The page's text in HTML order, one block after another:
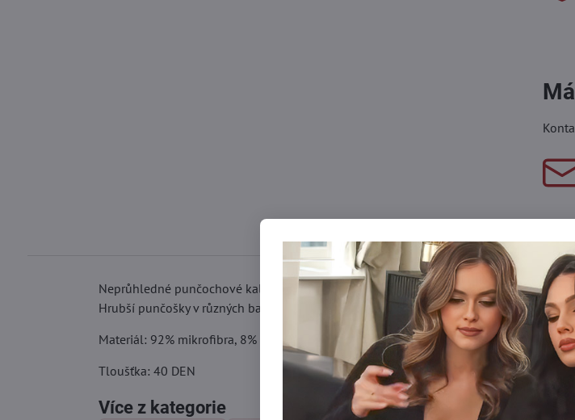
Neprůhledné punčochové kalhoty 40 DEN bez zesíleného sedu, vhodné pro
Hrubší punčošky v různých barvách.
Materiál: 92% mikrofibra, 8% polyamid
Tloušťka: 40 DEN
Více z kategorie